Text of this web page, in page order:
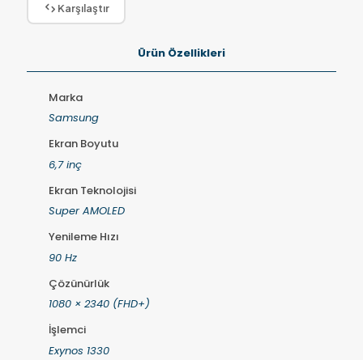
Karşılaştır
Ürün Özellikleri
Marka
Samsung
Ekran Boyutu
6,7 inç
Ekran Teknolojisi
Super AMOLED
Yenileme Hızı
90 Hz
Çözünürlük
1080 × 2340 (FHD+)
İşlemci
Exynos 1330